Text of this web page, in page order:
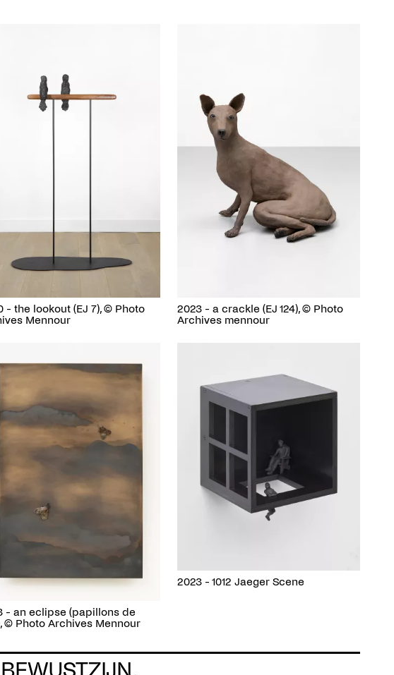
- the lookout (EJ 7), © Photo
Mennour
2023 - a crackle (EJ 124), © Photo
Archives mennour
2023 - 1012 Jaeger Scene
- an eclipse (papillons de
© Photo Archives Mennour